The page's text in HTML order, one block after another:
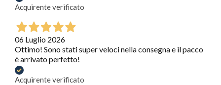
Acquirente verificato
06 Luglio 2026
Ottimo! Sono stati super veloci nella consegna e il pacco
è arrivato perfetto!
Acquirente verificato